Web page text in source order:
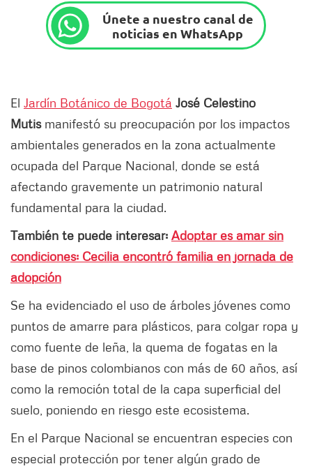
Únete a nuestro canal de
noticias en WhatsApp
El Jardín Botánico de Bogotá José Celestino
Mutismanifestó su preocupación por los impactos
ambientales generados en la zona actualmente
ocupada del Parque Nacional, donde se está
afectando gravemente un patrimonio natural
fundamental para la ciudad.
También te puede interesar: Adoptar es amar sin
condiciones: Cecilia encontró familia en jornada de
adopción
Se ha evidenciado el uso de árboles jóvenes como
puntos de amarre para plásticos, para colgar ropa y
como fuente de leña, la quema de fogatas en la
base de pinos colombianos con más de 60 años, así
como la remoción total de la capa superficial del
suelo, poniendo en riesgo este ecosistema.
En el Parque Nacional se encuentran especies con
especial protección por tener algún grado de